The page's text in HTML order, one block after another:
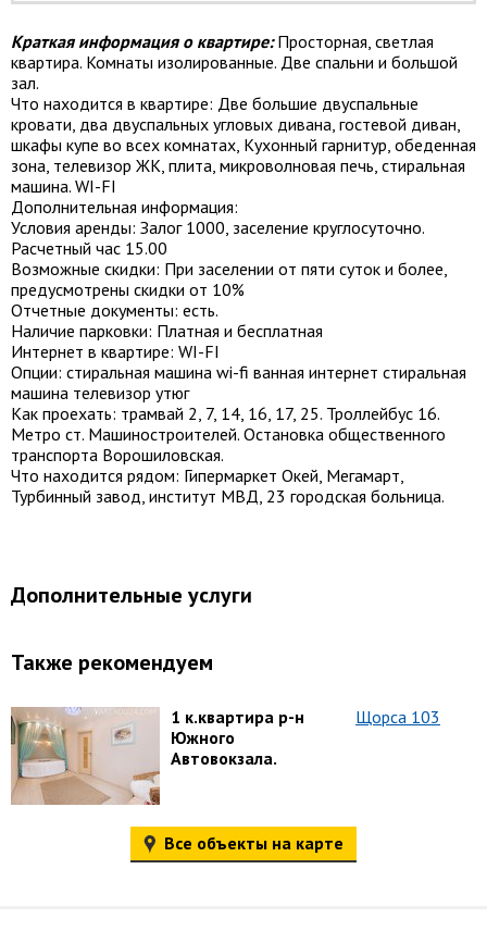
Краткая информация о квартире:Просторная, светлая
квартира. Комнаты изолированные. Две спальни и большой
зал.
Что находится в квартире: Две большие двуспальные
кровати, два двуспальных угловых дивана, гостевой диван,
шкафы купе во всех комнатах, Кухонный гарнитур, обеденная
зона, телевизор ЖК, плита, микроволновая печь, стиральная
машина. WI-FI
Дополнительная информация:
Условия аренды: Залог 1000, заселение круглосуточно.
Расчетный час 15.00
Возможные скидки: При заселении от пяти суток и более,
предусмотрены скидки от 10%
Отчетные документы: есть.
Наличие парковки: Платная и бесплатная
Интернет в квартире: WI-FI
Опции: cтиральная машина wi-fi ванная интернет стиральная
машина телевизор утюг
Как проехать: трамвай 2, 7, 14, 16, 17, 25. Троллейбус 16.
Метро ст. Машиностроителей. Остановка общественного
транспорта Ворошиловская.
Что находится рядом: Гипермаркет Окей, Мегамарт,
Турбинный завод, институт МВД, 23 городская больница.
Дополнительные услуги
Также рекомендуем
1 к.квартира р-н
Южного
Автовокзала.
Щорса 103
Все объекты на карте